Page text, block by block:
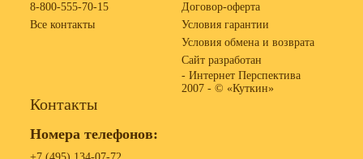
8-800-555-70-15
Все контакты
Договор-оферта
Условия гарантии
Условия обмена и возврата
Сайт разработан
- Интернет Перспектива
2007 - © «Куткин»
Контакты
Номера телефонов: